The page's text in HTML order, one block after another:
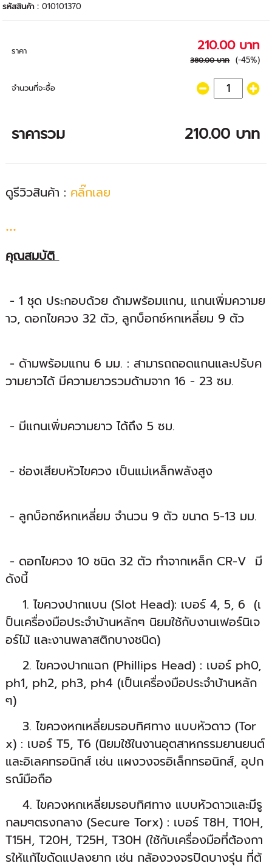
รหัสสินค้า :010101370
ราคา 210.00 บาท
380.00 บาท (-45%)
จำนวนที่จะซื้อ
ราคารวม 210.00 บาท
ดูรีวิวสินค้า : คลิ๊กเลย
...
คุณสมบัติ
- 1 ชุด ประกอบด้วย ด้ามพร้อมแกน, แกนเพิ่มความย
าว, ดอกไขควง 32 ตัว, ลูกบ็อกซ์หกเหลี่ยม 9 ตัว
- ด้ามพร้อมแกน 6 มม. : สามารถถอดแกนและปรับค
วามยาวได้ มีความยาวรวมด้ามจาก 16 - 23 ซม.
- มีแกนเพิ่มความยาว ได้ถึง 5 ซม.
- ช่องเสียบหัวไขควง เป็นแม่เหล็กพลังสูง
- ลูกบ็อกซ์หกเหลี่ยม จำนวน 9 ตัว ขนาด 5-13 มม.
- ดอกไขควง 10 ชนิด 32 ตัว ทำจากเหล็ก CR-V มี
ดังนี้
1. ไขควงปากแบน (Slot Head): เบอร์ 4, 5, 6 (เ
ป็นเครื่องมือประจำบ้านหลักๆ นิยมใช้กับงานเฟอร์นิเจ
อร์ไม้ และงานพลาสติกบางชนิด)
2. ไขควงปากแฉก (Phillips Head) : เบอร์ ph0,
ph1, ph2, ph3, ph4 (เป็นเครื่องมือประจำบ้านหลัก
ๆ)
3. ไขควงหกเหลี่ยมรอบทิศทาง แบบหัวดาว (Tor
x) : เบอร์ T5, T6 (นิยมใช้ในงานอุตสาหกรรมยานยนต์
และอิเลคทรอนิกส์ เช่น แผงวงจรอิเล็กทรอนิกส์, อุปก
รณ์มือถือ
4. ไขควงหกเหลี่ยมรอบทิศทาง แบบหัวดาวและมีรู
กลมๆตรงกลาง (Secure Torx) : เบอร์ T8H, T10H,
T15H, T20H, T25H, T30H (ใช้กับเครื่องมือที่ต้องกา
รให้แก้ไขดัดแปลงยาก เช่น กล้องวงจรปิดบางรุ่น ที่ต้